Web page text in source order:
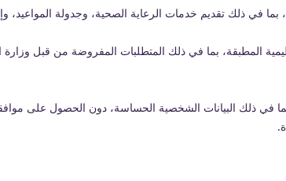
في ذلك تقديم خدمات الرعاية الصحية، وجدولة
بما في ذلك البيانات الشخصية الحساسة، دون الحصول على